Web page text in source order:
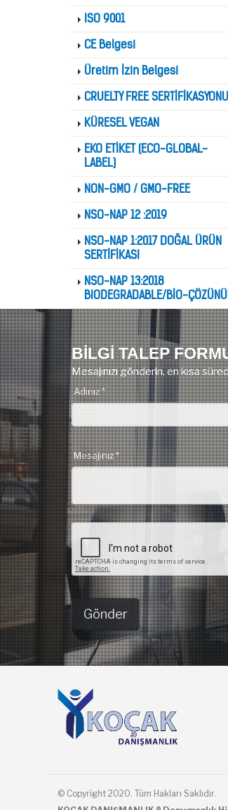
ISO 9001
CE Belgesi
Üretim İzin Belgesi
CRUELTY FREE SERTİFİKASYONU
KÜRESEL VEGAN
EKO ETİKET (ECO-GLOBAL-
LABEL)
NON-GMO / GMO-FREE
NSO-NAP 12 :2019
NSO-NAP 1:2017 DOĞAL ÜRÜN
SERTİFİKASI
NSO-NAP 13:2018
BIODEGRADABLE/BİO-
BİLGİ TALEP
Mesajınızı gönderin, en kısa
Adınız *
Mesajınız *
© Copyright 2020. Tüm Hakları Saklıdır.